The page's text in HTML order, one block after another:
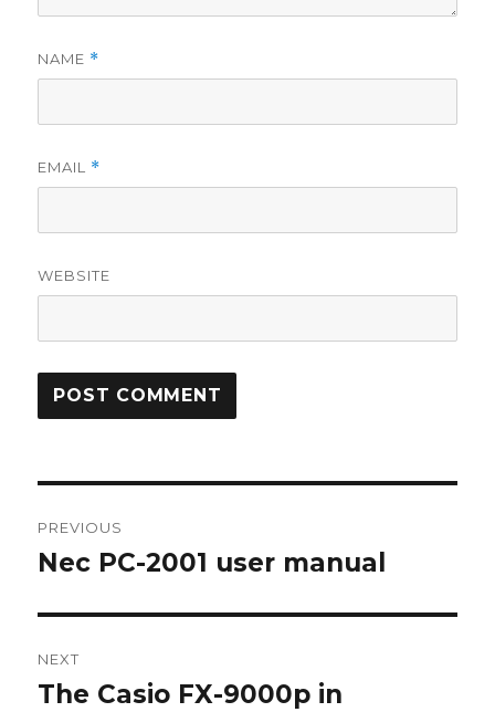
NAME *
EMAIL *
WEBSITE
navigation
PREVIOUS
Previous
Nec PC-2001 user manual
NEXT
Next
The Casio FX-9000p in